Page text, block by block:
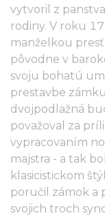
vytvoril z
rodiny. V roku
manželkou
pôvodne v
svoju bohatú
prestavbe
dvojpodlažná
považoval za
vypracovaním
majstra - a tak
klasicistickom
poručil zámok a
svojich troch